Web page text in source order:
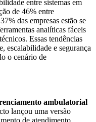
entre sistemas em
de 46% entre
das empresas estão se
analíticas fáceis
Essas tendências
escalabilidade e segurança
o cenário de
ambulatorial
lançou uma versão
de atendimento